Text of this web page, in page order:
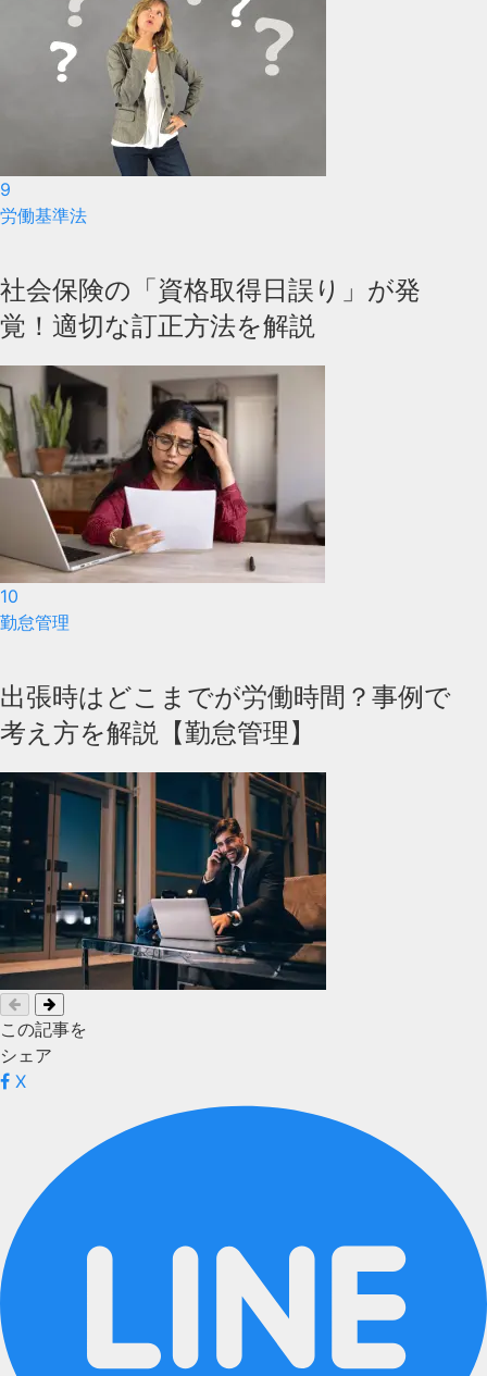
9
労働基準法
社会保険の「資格取得日誤り」が発
覚！適切な訂正方法を解説
10
勤怠管理
出張時はどこまでが労働時間？事例で
考え方を解説【勤怠管理】
この記事を
シェア
X